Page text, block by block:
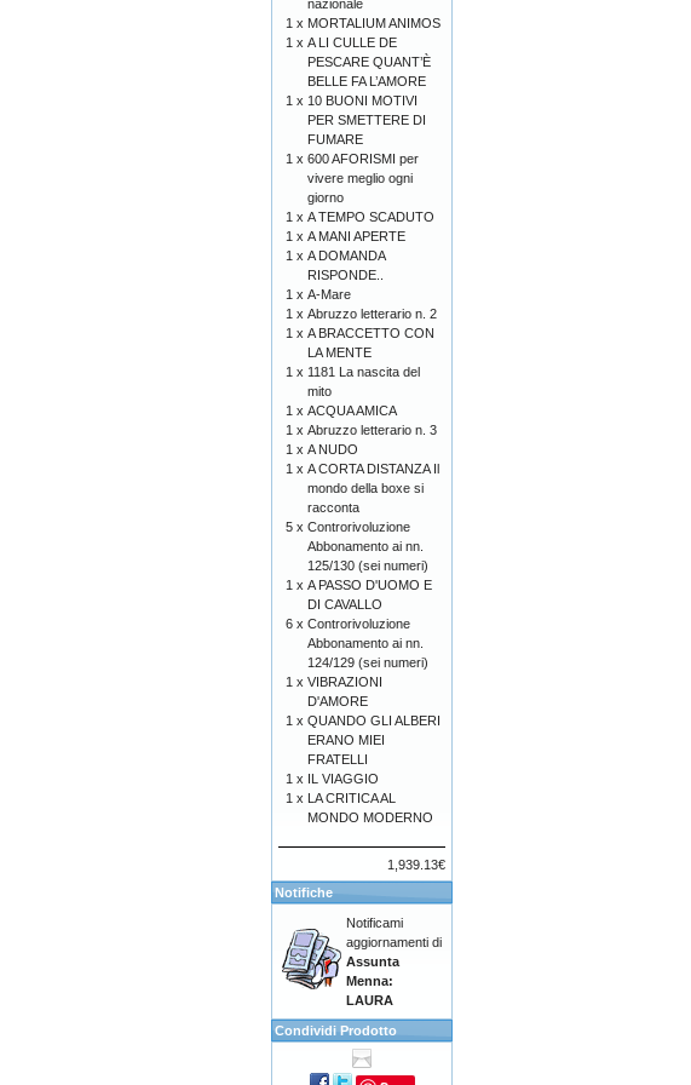
nazionale
1 x MORTALIUM ANIMOS
1 x A LI CULLE DE
PESCARE QUANT’È
BELLE FA L’AMORE
1 x 10 BUONI MOTIVI
PER SMETTERE DI
FUMARE
1 x 600 AFORISMI per
vivere meglio ogni
giorno
1 x A TEMPO SCADUTO
1 x A MANI APERTE
1 x A DOMANDA
RISPONDE..
1 x A-Mare
1 x Abruzzo letterario n. 2
1 x A BRACCETTO CON
LA MENTE
1 x 1181 La nascita del
mito
1 x ACQUA AMICA
1 x Abruzzo letterario n. 3
1 x A NUDO
1 x A CORTA DISTANZA Il
mondo della boxe si
racconta
5 x Controrivoluzione
Abbonamento ai nn.
125/130 (sei numeri)
1 x A PASSO D'UOMO E
DI CAVALLO
6 x Controrivoluzione
Abbonamento ai nn.
124/129 (sei numeri)
1 x VIBRAZIONI
D'AMORE
1 x QUANDO GLI ALBERI
ERANO MIEI
FRATELLI
1 x IL VIAGGIO
1 x LA CRITICA AL
MONDO MODERNO
1,939.13€
Notifiche
Notificami
aggiornamenti di
Assunta
Menna:
LAURA
Condividi Prodotto